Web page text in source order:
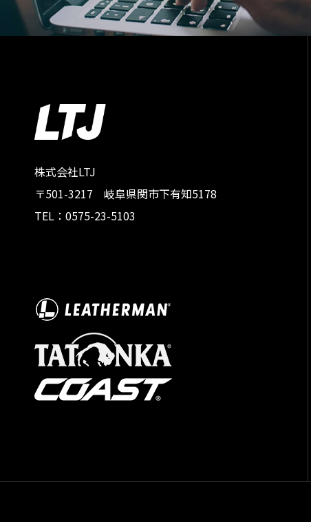
株式会社LTJ
〒501-3217 岐阜県関市下有知5178
TEL：0575-23-5103